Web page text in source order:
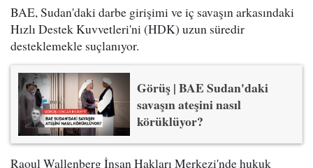
BAE, Sudan'daki darbe girişimi ve iç savaşın arkasındaki
Hızlı Destek Kuvvetleri'ni (HDK) uzun süredir
desteklemekle suçlanıyor.
Görüş | BAE Sudan'daki
savaşın ateşini nasıl
körüklüyor?
Raoul Wallenberg İnsan Hakları Merkezi'nde hukuk